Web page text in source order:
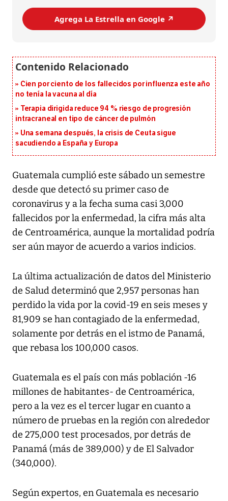
Agrega La Estrella en Google ↗️
Cien por ciento de los fallecidos por influenza este año
no tenía la vacuna al día
Terapia dirigida reduce 94 % riesgo de progresión
intracraneal en tipo de cáncer de pulmón
Una semana después, la crisis de Ceuta sigue
sacudiendo a España y Europa
Guatemala cumplió este sábado un semestre
desde que detectó su primer caso de
coronavirus y a la fecha suma casi 3,000
fallecidos por la enfermedad, la cifra más alta
de Centroamérica, aunque la mortalidad podría
ser aún mayor de acuerdo a varios indicios.
La última actualización de datos del Ministerio
de Salud determinó que 2,957 personas han
perdido la vida por la covid-19 en seis meses y
81,909 se han contagiado de la enfermedad,
solamente por detrás en el istmo de Panamá,
que rebasa los 100,000 casos.
Guatemala es el país con más población -16
millones de habitantes- de Centroamérica,
pero a la vez es el tercer lugar en cuanto a
número de pruebas en la región con alrededor
de 275,000 test procesados, por detrás de
Panamá (más de 389,000) y de El Salvador
(340,000).
Según expertos, en Guatemala es necesario